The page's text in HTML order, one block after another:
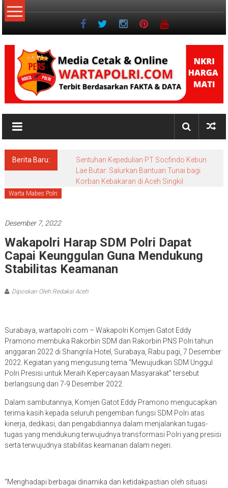
Lompat
ke
NKRI
Jurnalisme
Berita Baru:
Sentuhan Kepedulian PT Socfindo Kebun
Lae Butar: Salurkan Bantuan Tunai bagi
Korban Kebakaran di Aceh Singkil
Warta Mabes Polri
Desember 7, 2022
Wakapolri Harap SDM Polri Dapat
Capai Keunggulan Guna Mendukung
Stabilitas Keamanan
Diposkan Oleh:Redaksi Aceh
Surabaya, wartapolri.com – Wakapolri Komjen Gatot Eddy
Pramono membuka Rakorbin SDM dan Rakorbin PNS Polri tahun
anggaran 2022 di Shangrila Hotel, Surabaya, Rabu pagi, 7 Desember
2022. Kegiatan yang mengusung tema “Mewujudkan SDM Unggul
Polri Presisi untuk Meraih Kepercayaan Masyarakat” tersebut
berlangsung dari 7-9 Desember 2022.
Dalam sambutannya, Komjen Gatot Eddy Pramono mengucapkan
terima kasih kepada seluruh pengemban fungsi SDM Polri atas
kinerja, dedikasi, dan pengabdiannya dalam menjalankan tugas-
tugas yang mendukung terwujudnya transformasi Polri yang presisi
serta terwujudnya stabilitas keamanan dalam negeri.
“Menghadapi berbagai dinamika dan ketidakpastian oleh situasi